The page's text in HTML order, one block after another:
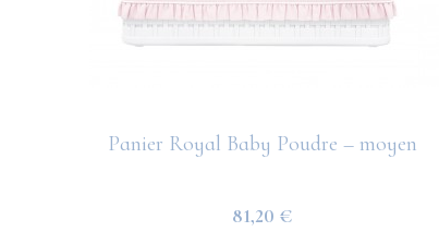
Panier Royal Baby Poudre – moyen
81,20 €